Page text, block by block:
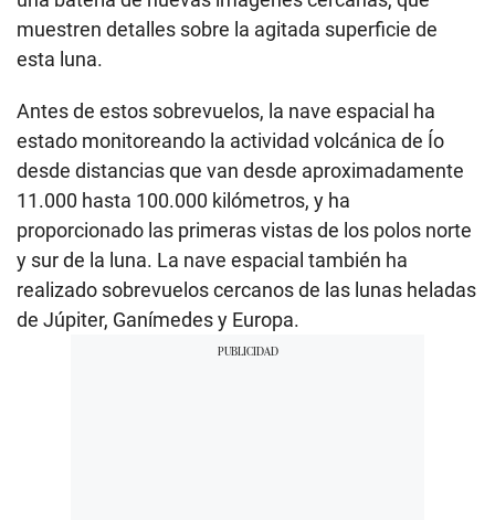
muestren detalles sobre la agitada superficie de
esta luna.
Antes de estos sobrevuelos, la nave espacial ha
estado monitoreando la actividad volcánica de Ío
desde distancias que van desde aproximadamente
11.000 hasta 100.000 kilómetros, y ha
proporcionado las primeras vistas de los polos norte
y sur de la luna. La nave espacial también ha
realizado sobrevuelos cercanos de las lunas heladas
de Júpiter, Ganímedes y Europa.